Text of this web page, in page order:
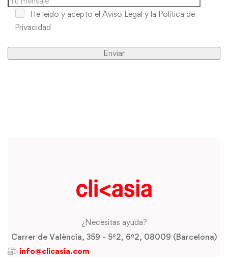
He leído y acepto el Aviso Legal y la Política de
Privacidad
¿Necesitas ayuda?
Carrer de València, 359 - 5º2, 6º2, 08009 (Barcelona)
info@clicasia.com